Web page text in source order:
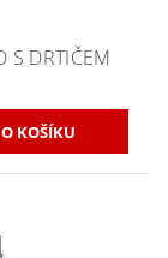
S DRTIČEM